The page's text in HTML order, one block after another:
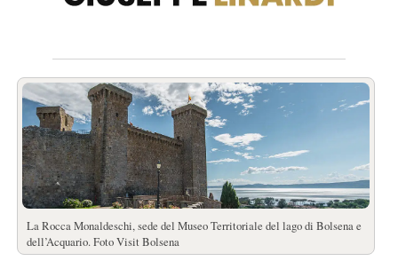
La Rocca Monaldeschi, sede del Museo Territoriale del lago di Bolsena e
dell’Acquario. Foto Visit Bolsena